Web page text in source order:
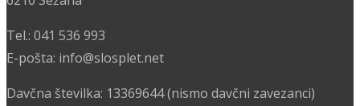
Tel.: 041 536 993
E-pošta: info@slosplet.net
Davčna številka: 13369644 (nismo davčni zavezanci)